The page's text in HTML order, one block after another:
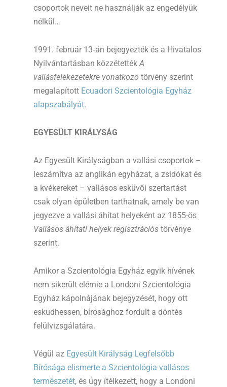
csoportok neveit ne használják az engedélyük
nélkül…
1991. február 13‑án bejegyezték és a Hivatalos
Nyilvántartásban közzétettékA
vallásfelekezetekre vonatkozó törvény szerint
megalapított Ecuadori Szcientológia Egyház
alapszabályát.
EGYESÜLT KIRÁLYSÁG
Az Egyesült Királyságban a vallási csoportok –
leszámítva az anglikán egyházat, a zsidókat és
a kvékereket – vallásos esküvői szertartást
csak olyan épületben tarthatnak, amely be van
jegyezve a vallási áhítat helyeként az 1855-ös
Vallásos áhítati helyek regisztrációs törvénye
szerint.
Amikor a Szcientológia Egyház egyik hívének
nem sikerült elérnie a Londoni Szcientológia
Egyház kápolnájának bejegyzését, hogy ott
esküdhessen, bírósághoz fordult a döntés
felülvizsgálatára.
Végül az Egyesült Királyság Legfelsőbb
Bírósága elismerte a Szcientológia vallásos
természetét, és úgy ítélkezett, hogy a Londoni